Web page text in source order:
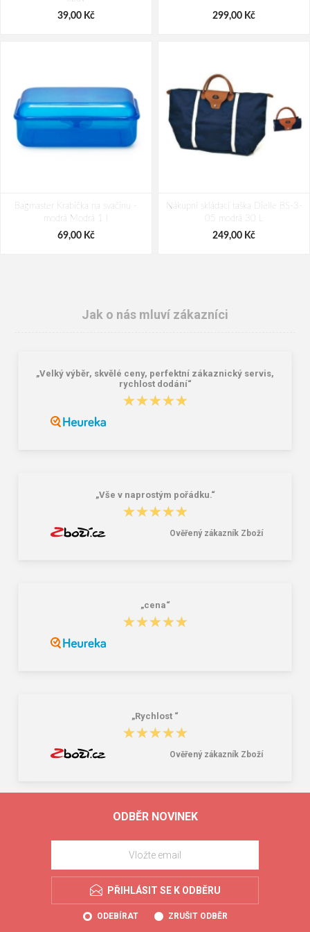
216,00 Kč 216,00 Kč
39,00 Kč 299,00 Kč
Bagmaster Krabička na svačinu -
modrá Modrá 1 l
69,00 Kč
Nákupní skládací taška Dielle BS-3-
05 modrá 30 L
249,00 Kč
Granite 5 21747-19 Sluneční brýle
Jak o nás mluví zákazníci
„Velký výběr, skvělé ceny, perfektní zákaznický servis,
rychlost dodání“
★★★★★
★★★★★
„Vše v naprostým pořádku.“
★★★★★
★★★★★
Ověřený zákazník Zboží
„cena“
★★★★★
★★★★★
„Rychlost “
★★★★★
★★★★★
Ověřený zákazník Zboží
ODBĚR NOVINEK
PŘIHLÁSIT SE K ODBĚRU
ODEBÍRAT ZRUŠIT ODBĚR